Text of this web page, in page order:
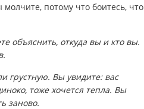
потому что боитесь, что
объяснить, откуда вы и кто вы.
грустную. Вы увидите: вас
тоже хочется тепла. Вы
заново.